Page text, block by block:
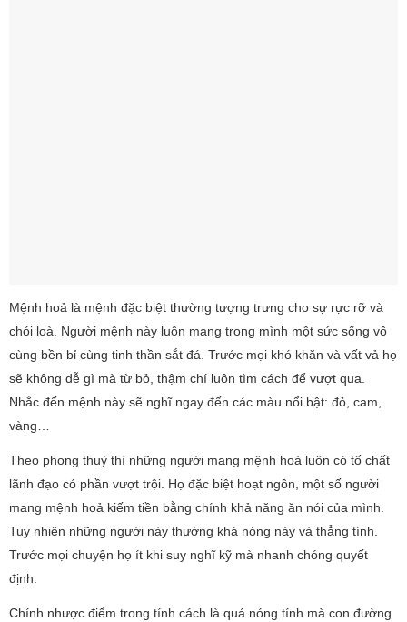
Mệnh hoả là mệnh đặc biệt thường tượng trưng cho sự rực rỡ và
chói loà. Người mệnh này luôn mang trong mình một sức sống vô
cùng bền bỉ cùng tinh thần sắt đá. Trước mọi khó khăn và vất vả họ
sẽ không dễ gì mà từ bỏ, thậm chí luôn tìm cách để vượt qua.
Nhắc đến mệnh này sẽ nghĩ ngay đến các màu nổi bật: đỏ, cam,
vàng…
Theo phong thuỷ thì những người mang mệnh hoả luôn có tố chất
lãnh đạo có phần vượt trội. Họ đặc biệt hoạt ngôn, một số người
mang mệnh hoả kiếm tiền bằng chính khả năng ăn nói của mình.
Tuy nhiên những người này thường khá nóng nảy và thẳng tính.
Trước mọi chuyện họ ít khi suy nghĩ kỹ mà nhanh chóng quyết
định.
Chính nhược điểm trong tính cách là quá nóng tính mà con đường